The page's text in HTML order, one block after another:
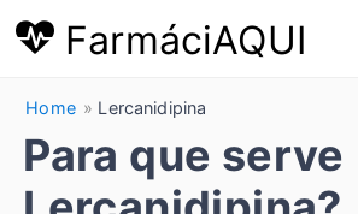
FarmáciAQUI
Home Lercanidipina
Para que serve